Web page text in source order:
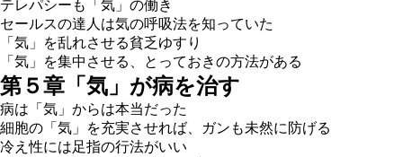
テレパシーも「気」の働き
セールスの達人は気の呼吸法を知っていた
「気」を乱れさせる貧乏ゆすり
「気」を集中させる、とっておきの方法がある
第５章「気」が病を治す
病は「気」からは本当だった
細胞の「気」を充実させれば、ガンも未然に防げる
冷え性には足指の行法がいい